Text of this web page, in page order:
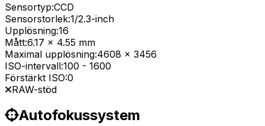
Sensortyp:CCD
Sensorstorlek:1/2.3-inch
Upplösning:16
Mått:6.17 x 4.55 mm
Maximal upplösning:4608 x 3456
ISO-intervall:100 - 1600
Förstärkt ISO:0
RAW-stöd
Autofokussystem